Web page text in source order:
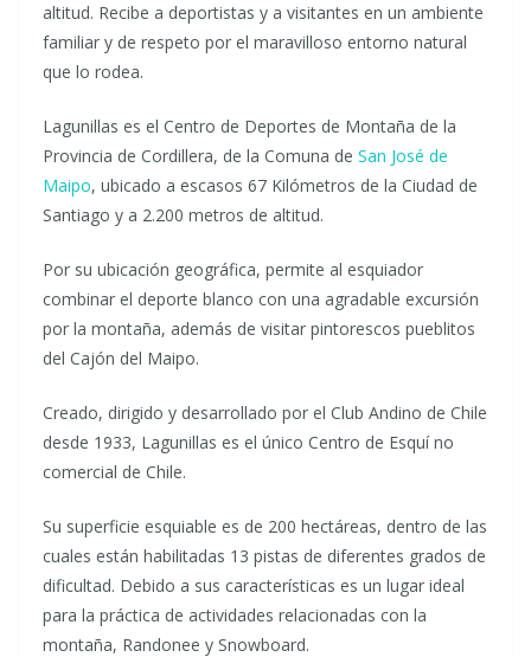
altitud. Recibe a deportistas y a visitantes en un ambiente
familiar y de respeto por el maravilloso entorno natural
que lo rodea.
Lagunillas es el Centro de Deportes de Montaña de la
Provincia de Cordillera, de la Comuna de San José de
Maipo, ubicado a escasos 67 Kilómetros de la Ciudad de
Santiago y a 2.200 metros de altitud.
Por su ubicación geográfica, permite al esquiador
combinar el deporte blanco con una agradable excursión
por la montaña, además de visitar pintorescos pueblitos
del Cajón del Maipo.
Creado, dirigido y desarrollado por el Club Andino de Chile
desde 1933, Lagunillas es el único Centro de Esquí no
comercial de Chile.
Su superficie esquiable es de 200 hectáreas, dentro de las
cuales están habilitadas 13 pistas de diferentes grados de
dificultad. Debido a sus características es un lugar ideal
para la práctica de actividades relacionadas con la
montaña, Randonee y Snowboard.